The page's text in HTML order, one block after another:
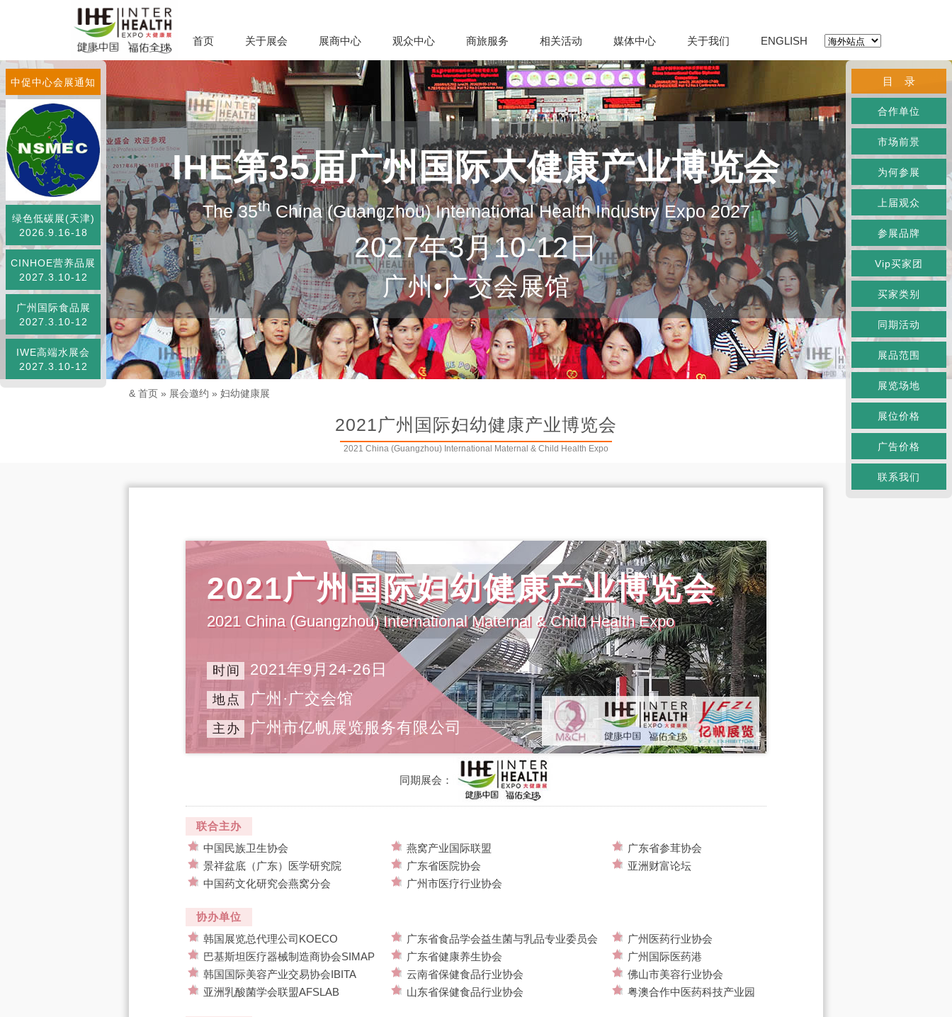
首页 关于展会 展商中心 观众中心 商旅服务 相关活动 媒体中心 关于我们 ENGLISH
IHE第35届广州国际大健康产业博览会
The 35thChina (Guangzhou) International Health Industry Expo 2027
2027年3月10-12日
广州•广交会展馆
中促中心会展通知
绿色低碳展(天津)
2026.9.16-18
CINHOE营养品展
2027.3.10-12
广州国际食品展
2027.3.10-12
IWE高端水展会
2027.3.10-12
& 首页 » 展会邀约 » 妇幼健康展
2021广州国际妇幼健康产业博览会
2021 China (Guangzhou) International Maternal & Child Health Expo
目 录
合作单位
市场前景
为何参展
上届观众
参展品牌
Vip买家团
买家类别
同期活动
展品范围
展览场地
展位价格
广告价格
联系我们
2021广州国际妇幼健康产业博览会
2021 China (Guangzhou) International Maternal & Child Health Expo
时间 2021年9月24-26日
地点 广州·广交会馆
主办 广州市亿帆展览服务有限公司
同期展会：
联合主办
中国民族卫生协会
景祥盆底（广东）医学研究院
中国药文化研究会燕窝分会
燕窝产业国际联盟
广东省医院协会
广州市医疗行业协会
广东省参茸协会
亚洲财富论坛
协办单位
韩国展览总代理公司KOECO
巴基斯坦医疗器械制造商协会SIMAP
韩国国际美容产业交易协会IBITA
亚洲乳酸菌学会联盟AFSLAB
广东省食品学会益生菌与乳品专业委员会
广东省健康养生协会
云南省保健食品行业协会
山东省保健食品行业协会
广州医药行业协会
广州国际医药港
佛山市美容行业协会
粤澳合作中医药科技产业园